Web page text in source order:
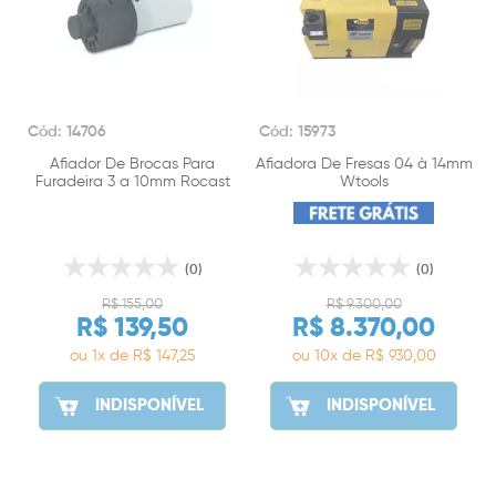
Cód: 14706
Afiador De Brocas Para
Furadeira 3 a 10mm Rocast
(0)
R$ 155,00
R$ 139,50
ou 1x de R$ 147,25
INDISPONÍVEL
Cód: 15973
Afiadora De Fresas 04 à 14mm
Wtools
(0)
R$ 9.300,00
R$ 8.370,00
ou 10x de R$ 930,00
INDISPONÍVEL